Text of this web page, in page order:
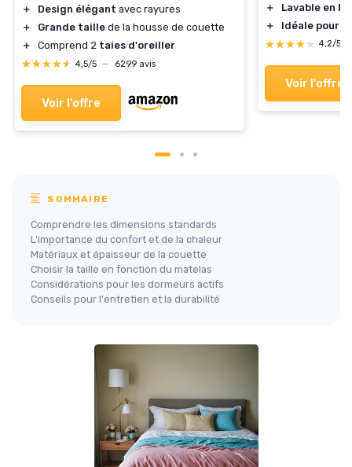
＋
Design élégant avec rayures
＋
Grande taille de la housse de couette
＋
Comprend 2 taies d'oreiller
★★★★★
★★★★★ 4,5/5 — 6299 avis
Voir l'offre
＋
Lavable en
＋
Idéale pour
★★★★★
★★★★★ 4,2/5
Voir l'offre
SOMMAIRE
Comprendre les dimensions standards
L'importance du confort et de la chaleur
Matériaux et épaisseur de la couette
Choisir la taille en fonction du matelas
Considérations pour les dormeurs actifs
Conseils pour l'entretien et la durabilité